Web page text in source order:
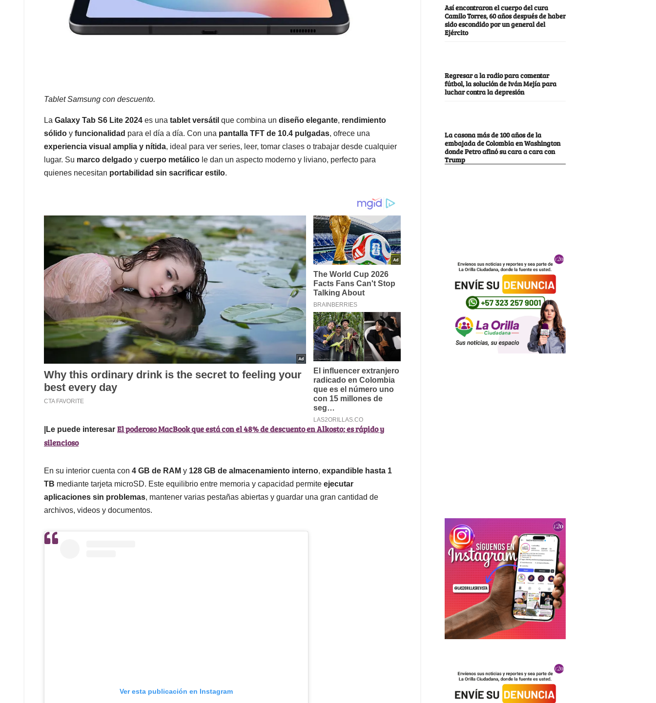
Tablet Samsung con descuento.
La Galaxy Tab S6 Lite 2024 es una tablet versátil que combina un diseño elegante, rendimiento
sólido y funcionalidad para el día a día. Con una pantalla TFT de 10.4 pulgadas, ofrece una
experiencia visual amplia y nítida, ideal para ver series, leer, tomar clases o trabajar desde cualquier
lugar. Su marco delgado y cuerpo metálico le dan un aspecto moderno y liviano, perfecto para
quienes necesitan portabilidad sin sacrificar estilo.
|Le puede interesar El poderoso MacBook que está con el 48% de descuento en Alkosto; es rápido y
silencioso
En su interior cuenta con 4 GB de RAM y 128 GB de almacenamiento interno, expandible hasta 1
TB mediante tarjeta microSD. Este equilibrio entre memoria y capacidad permite ejecutar
aplicaciones sin problemas, mantener varias pestañas abiertas y guardar una gran cantidad de
archivos, videos y documentos.
Ver esta publicación en Instagram
Así encontraron el cuerpo del cura
Camilo Torres, 60 años después de haber
sido escondido por un general del
Ejército
Regresar a la radio para comentar
fútbol, la solución de Iván Mejía para
luchar contra la depresión
La casona más de 100 años de la
embajada de Colombia en Washington
donde Petro afinó su cara a cara con
Trump